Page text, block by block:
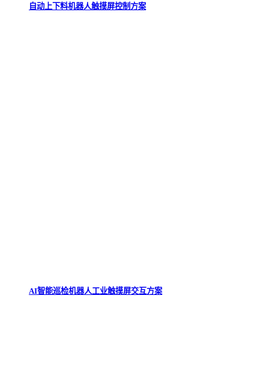
自动上下料机器人触摸屏控制方案
AI智能巡检机器人工业触摸屏交互方案